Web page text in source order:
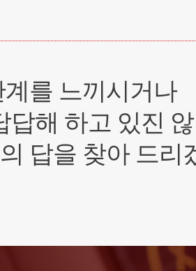
를 느끼시거나
해 하고 있진
답을 찾아 드리